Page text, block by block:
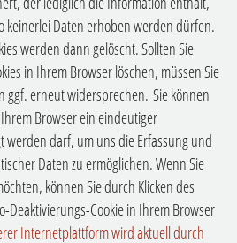
keinerlei Daten erhoben werden dürfen.
werden dann gelöscht. Sollten Sie
in Ihrem Browser löschen, müssen Sie
ggf. erneut widersprechen. Sie können
Browser ein eindeutiger
werden darf, um uns die Erfassung und
Daten zu ermöglichen. Wenn Sie
können Sie durch Klicken des
Deaktivierungs-Cookie in Ihrem Browser
Internetplattform wird aktuell durch